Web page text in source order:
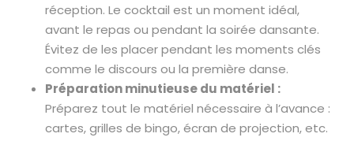
réception. Le cocktail est un moment idéal,
avant le repas ou pendant la soirée dansante.
Évitez de les placer pendant les moments clés
comme le discours ou la première danse.
Préparation minutieuse du matériel :
Préparez tout le matériel nécessaire à l’avance :
cartes, grilles de bingo, écran de projection, etc.